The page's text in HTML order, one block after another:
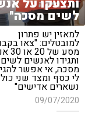
ותצעקו על
לשים מסכה"
למאזין יש פתרון
למובטלים: "צאו
מסע של
ותגידו לאנשים לשים
מסכה, אי אפשר
לי כסף ומצד שני
נשארים אדישים"
09/07/2020